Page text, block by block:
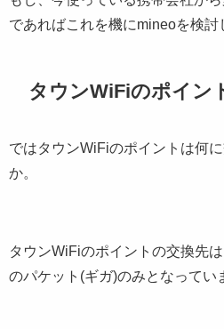
であればこれを機にmineoを検討
タウンWiFiのポイン
ではタウンWiFiのポイントは何
か。
タウンWiFiのポイントの交換先
のパケット(ギガ)のみとなってい